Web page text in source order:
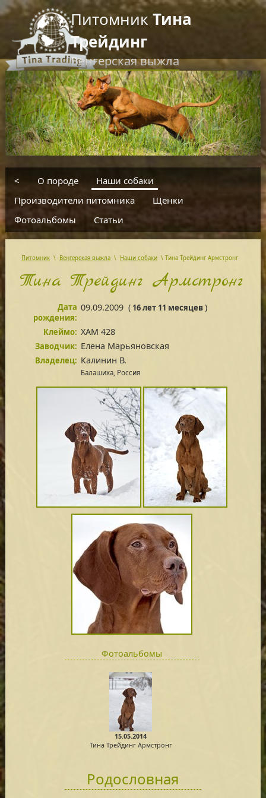
ПитомникТина
Трейдинг
Венгерская выжла
RU EN
введите текст для поиска
< О породе
Наши собаки
Производители питомника
Щенки
Фотоальбомы
Статьи
Питомник \ Венгерская выжла \ Наши собаки \ Тина Трейдинг Аpмстронг
Тина Трейдинг Аpмстронг
Дата
рождения:
09.09.2009(16 лет 11 месяцев)
Клеймо: XAM 428
Заводчик: Елена Марьяновская
Владелец: Калинин В.
Балашиха, Россия
Фотоальбомы
15.05.2014
Тина Трейдинг Аpмстронг
Родословная